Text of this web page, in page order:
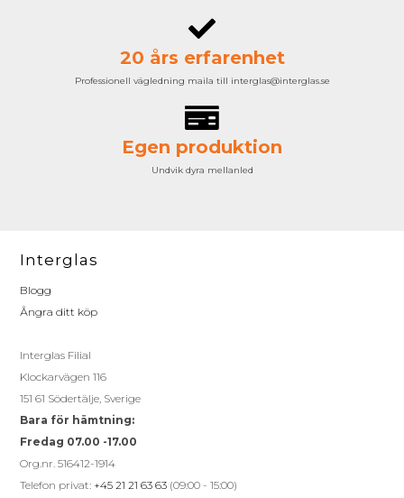
20 års erfarenhet
Professionell vägledning maila till interglas@interglas.se
Egen produktion
Undvik dyra mellanled
Interglas
Blogg
Ångra ditt köp
Interglas Filial
Klockarvägen 116
151 61 Södertälje, Sverige
Bara för hämtning:
Fredag 07.00 -17.00
Org.nr. 516412-1914
Telefon privat: +45 21 21 63 63 (09:00 - 15:00)